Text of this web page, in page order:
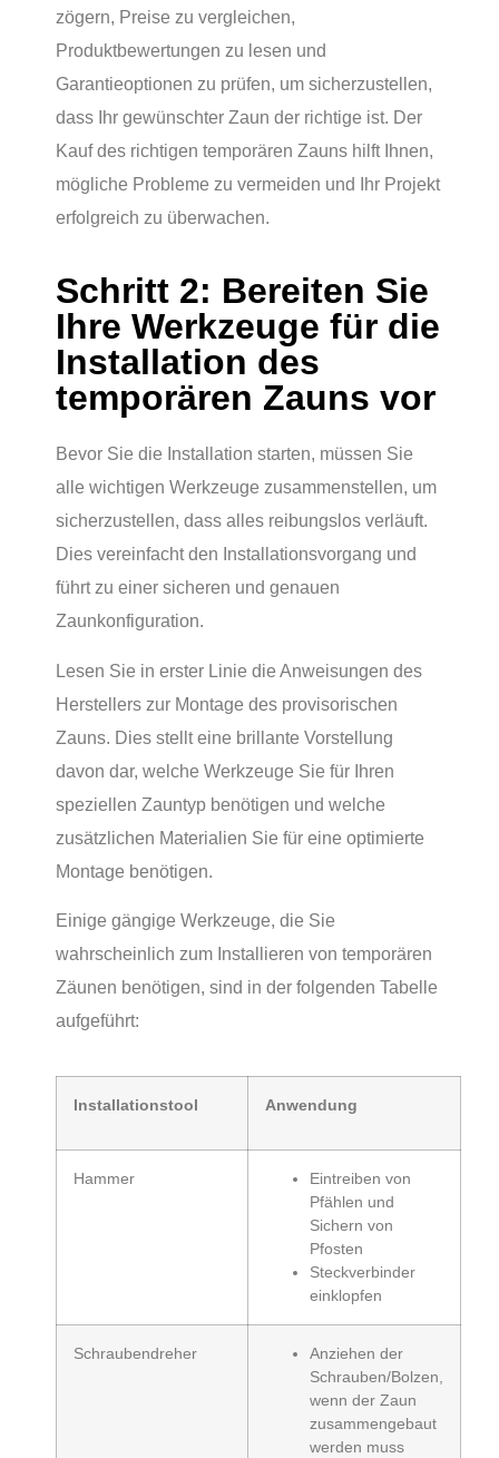
zögern, Preise zu vergleichen,
Produktbewertungen zu lesen und
Garantieoptionen zu prüfen, um sicherzustellen,
dass Ihr gewünschter Zaun der richtige ist. Der
Kauf des richtigen temporären Zauns hilft Ihnen,
mögliche Probleme zu vermeiden und Ihr Projekt
erfolgreich zu überwachen.
Schritt 2: Bereiten Sie
Ihre Werkzeuge für die
Installation des
temporären Zauns vor
Bevor Sie die Installation starten, müssen Sie
alle wichtigen Werkzeuge zusammenstellen, um
sicherzustellen, dass alles reibungslos verläuft.
Dies vereinfacht den Installationsvorgang und
führt zu einer sicheren und genauen
Zaunkonfiguration.
Lesen Sie in erster Linie die Anweisungen des
Herstellers zur Montage des provisorischen
Zauns. Dies stellt eine brillante Vorstellung
davon dar, welche Werkzeuge Sie für Ihren
speziellen Zauntyp benötigen und welche
zusätzlichen Materialien Sie für eine optimierte
Montage benötigen.
Einige gängige Werkzeuge, die Sie
wahrscheinlich zum Installieren von temporären
Zäunen benötigen, sind in der folgenden Tabelle
aufgeführt:
Installationstool Anwendung
Hammer
Eintreiben von
Pfählen und
Sichern von
Pfosten
Steckverbinder
einklopfen
Schraubendreher
Anziehen der
Schrauben/Bolzen,
wenn der Zaun
zusammengebaut
werden muss